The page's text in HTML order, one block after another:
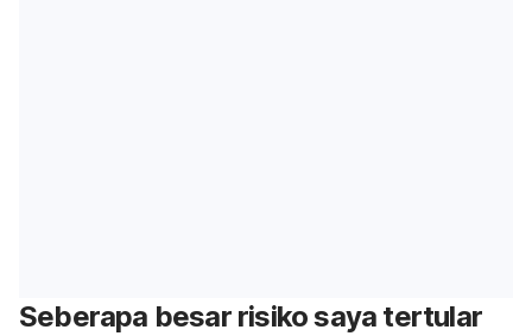
Seberapa besar risiko saya tertular